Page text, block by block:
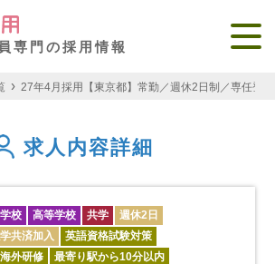
専門の採用情報
27年4月採用【東京都】常勤／週休2日制／専任登
求人内容詳細
校 高等学校 共学
週休2日
共済加入
英語資格試験対策
外研修
最寄り駅から10分以内